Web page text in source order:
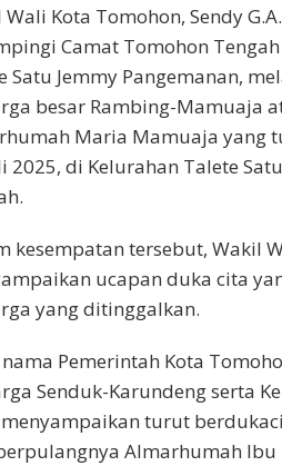
Kota Tomohon, Sendy
Camat Tomohon
Satu Jemmy Pangemanan,
besar Rambing-Mamuaja
Maria Mamuaja yang
2025, di Kelurahan Talete
kesempatan tersebut, Wakil
ucapan duka cita
yang ditinggalkan.
nama Pemerintah Kota
Senduk-Karundeng serta
turut
Almarhumah